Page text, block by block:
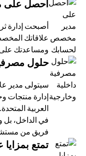
احصل على
أصبحت إدارة
علاقاتك المخصص
ومساعدتك على
حلول مصرفية
سيتولى مدير علاقات
إدارة منتجات
العربية المتحدة.
في الداخل، بل وفي
فريق من مستشاري
تمتع بمزايا